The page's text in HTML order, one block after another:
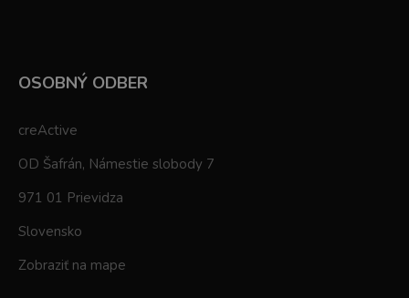
OSOBNÝ ODBER
creActive
OD Šafrán, Námestie slobody 7
971 01 Prievidza
Slovensko
Zobraziť na mape